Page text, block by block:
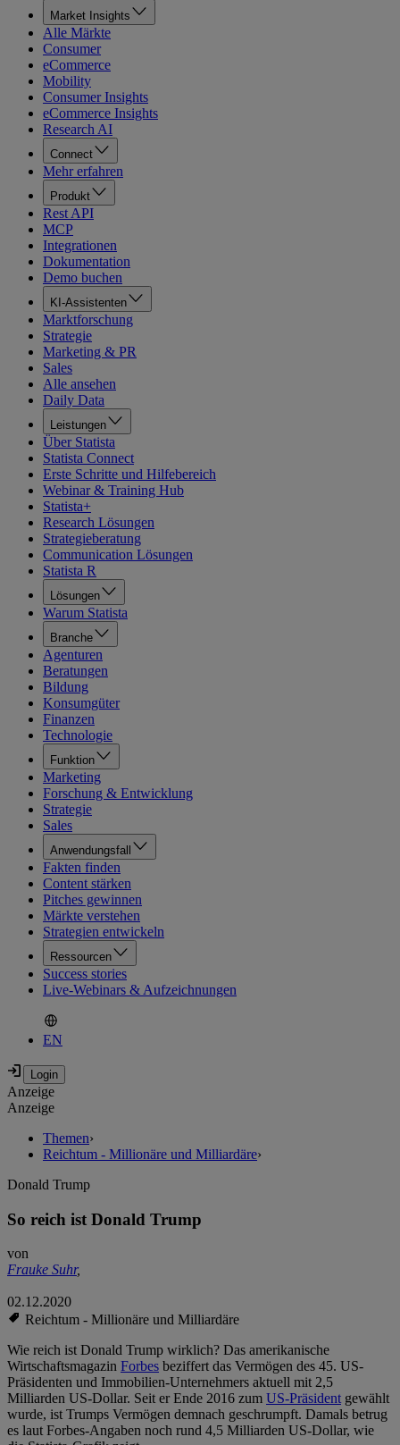
Market Insights
Alle Märkte
Consumer
eCommerce
Mobility
Consumer Insights
eCommerce Insights
Research AI
Connect
Mehr erfahren
Produkt
Rest API
MCP
Integrationen
Dokumentation
Demo buchen
KI-Assistenten
Marktforschung
Strategie
Marketing & PR
Sales
Alle ansehen
Daily Data
Leistungen
Über Statista
Statista Connect
Erste Schritte und Hilfebereich
Webinar & Training Hub
Statista+
Research Lösungen
Strategieberatung
Communication Lösungen
Statista R
Lösungen
Warum Statista
Branche
Agenturen
Beratungen
Bildung
Konsumgüter
Finanzen
Technologie
Funktion
Marketing
Forschung & Entwicklung
Strategie
Sales
Anwendungsfall
Fakten finden
Content stärken
Pitches gewinnen
Märkte verstehen
Strategien entwickeln
Ressourcen
Success stories
Live-Webinars & Aufzeichnungen
EN
Anzeige
Anzeige
Themen›
Reichtum - Millionäre und Milliardäre›
Donald Trump
So reich ist Donald Trump
von
Frauke Suhr,
02.12.2020
Reichtum - Millionäre und Milliardäre
Wie reich ist Donald Trump wirklich? Das amerikanische
Wirtschaftsmagazin Forbes beziffert das Vermögen des 45. US-
Präsidenten und Immobilien-Unternehmers aktuell mit 2,5
Milliarden US-Dollar. Seit er Ende 2016 zum US-Präsidentgewählt
wurde, ist Trumps Vermögen demnach geschrumpft. Damals betrug
es laut Forbes-Angaben noch rund 4,5 Milliarden US-Dollar, wie